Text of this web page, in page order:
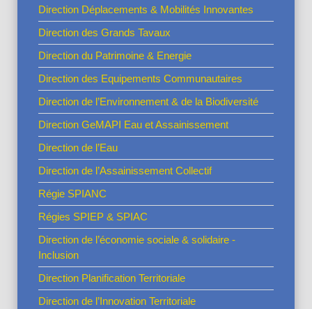
Direction Déplacements & Mobilités Innovantes
Direction des Grands Tavaux
Direction du Patrimoine & Energie
Direction des Equipements Communautaires
Direction de l’Environnement & de la Biodiversité
Direction GeMAPI Eau et Assainissement
Direction de l’Eau
Direction de l’Assainissement Collectif
Régie SPIANC
Régies SPIEP & SPIAC
Direction de l’économie sociale & solidaire -
Inclusion
Direction Planification Territoriale
Direction de l’Innovation Territoriale